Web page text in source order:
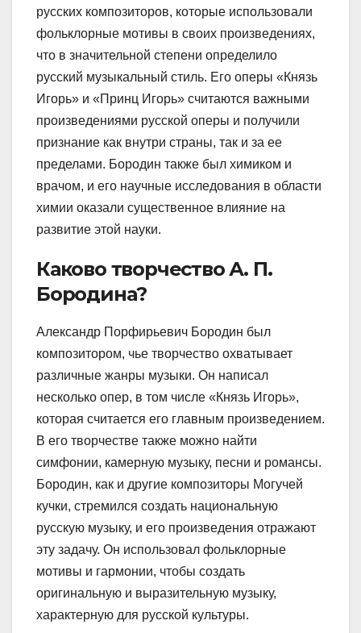
русских композиторов, которые использовали
фольклорные мотивы в своих произведениях,
что в значительной степени определило
русский музыкальный стиль. Его оперы «Князь
Игорь» и «Принц Игорь» считаются важными
произведениями русской оперы и получили
признание как внутри страны, так и за ее
пределами. Бородин также был химиком и
врачом, и его научные исследования в области
химии оказали существенное влияние на
развитие этой науки.
Каково творчество А. П.
Бородина?
Александр Порфирьевич Бородин был
композитором, чье творчество охватывает
различные жанры музыки. Он написал
несколько опер, в том числе «Князь Игорь»,
которая считается его главным произведением.
В его творчестве также можно найти
симфонии, камерную музыку, песни и романсы.
Бородин, как и другие композиторы Могучей
кучки, стремился создать национальную
русскую музыку, и его произведения отражают
эту задачу. Он использовал фольклорные
мотивы и гармонии, чтобы создать
оригинальную и выразительную музыку,
характерную для русской культуры.